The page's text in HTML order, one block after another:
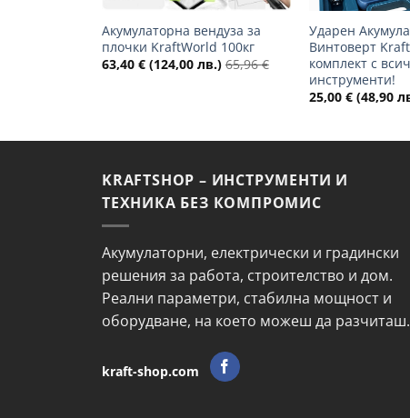
Акумулаторна вендуза за
плочки KraftWorld 100кг
63,40 € (124,00 лв.) 65,96€
Ударен
Винтоверт
комплект с
инструменти!
25,00 € (48,90
KRAFTSHOP – ИНСТРУМЕНТИ И
ТЕХНИКА БЕЗ КОМПРОМИС
Акумулаторни, електрически и градински
решения за работа, строителство и дом.
Реални параметри, стабилна мощност и
оборудване, на което можеш да разчиташ.
kraft-shop.com